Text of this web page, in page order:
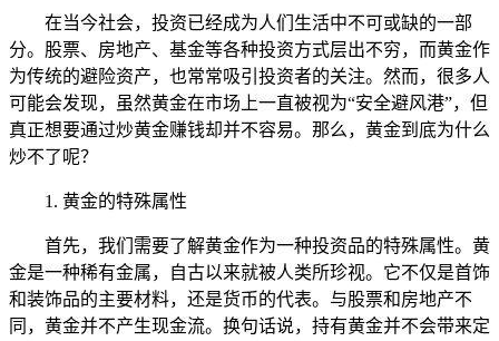
在当今社会，投资已经成为人们生活中不可或缺的一部
分。股票、房地产、基金等各种投资方式层出不穷，而黄金作
为传统的避险资产，也常常吸引投资者的关注。然而，很多人
可能会发现，虽然黄金在市场上一直被视为“安全避风港”，但
真正想要通过炒黄金赚钱却并不容易。那么，黄金到底为什么
炒不了呢？
1. 黄金的特殊属性
首先，我们需要了解黄金作为一种投资品的特殊属性。黄
金是一种稀有金属，自古以来就被人类所珍视。它不仅是首饰
和装饰品的主要材料，还是货币的代表。与股票和房地产不
同，黄金并不产生现金流。换句话说，持有黄金并不会带来定